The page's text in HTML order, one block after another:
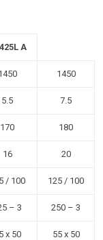
A
1450
5.5 7.5
170 180
16 20
/ 100 125 / 100
– 3 250 – 3
x 50 55 x 50